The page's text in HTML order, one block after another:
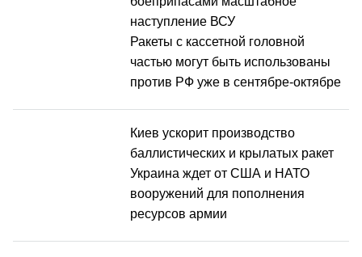
наступление ВСУ
Ракеты с кассетной головной
частью могут быть использованы
против РФ уже в сентябре-октябре
Киев ускорит производство
баллистических и крылатых ракет
Украина ждет от США и НАТО
вооружений для пополнения
ресурсов армии